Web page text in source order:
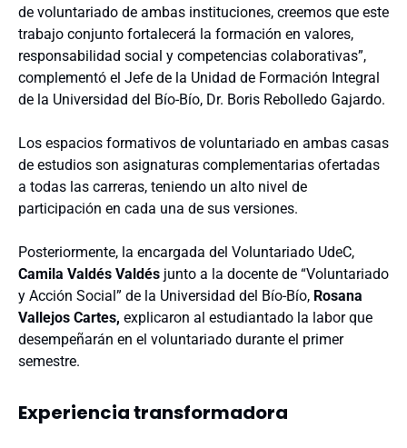
de voluntariado de ambas instituciones, creemos que este
trabajo conjunto fortalecerá la formación en valores,
responsabilidad social y competencias colaborativas”,
complementó el Jefe de la Unidad de Formación Integral
de la Universidad del Bío-Bío, Dr. Boris Rebolledo Gajardo.
Los espacios formativos de voluntariado en ambas casas
de estudios son asignaturas complementarias ofertadas
a todas las carreras, teniendo un alto nivel de
participación en cada una de sus versiones.
Posteriormente, la encargada del Voluntariado UdeC,
Camila Valdés Valdés junto a la docente de “Voluntariado
y Acción Social” de la Universidad del Bío-Bío, Rosana
Vallejos Cartes, explicaron al estudiantado la labor que
desempeñarán en el voluntariado durante el primer
semestre.
Experiencia transformadora